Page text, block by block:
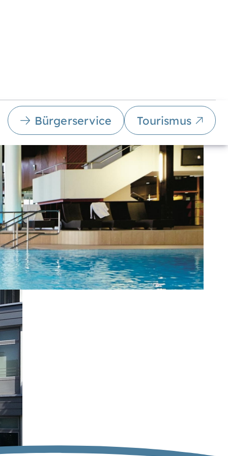
Bürgerservice Tourismus